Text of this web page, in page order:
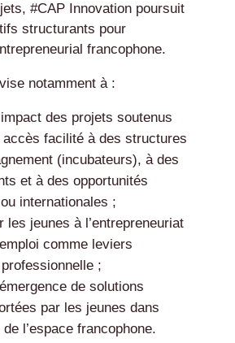
#CAP Innovation poursuit
structurants pour
francophone.
notamment à :
des projets soutenus
accès facilité à des structures
(incubateurs), à des
et à des opportunités
internationales ;
les jeunes à l’entrepreneuriat
comme leviers
;
de solutions
par les jeunes dans
de l’espace francophone.